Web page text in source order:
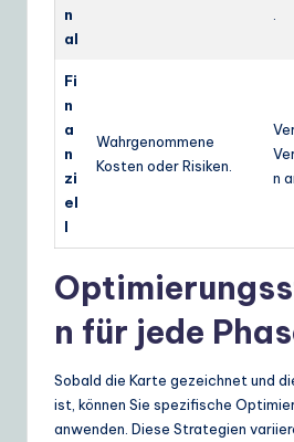
n
al
Fi
n
a
n
zi
el
l
Wahrgenommene
Kosten oder Risiken.
n
n für jede
Sobald die Karte gezeichnet und
ist, können Sie spezifische
anwenden. Diese Strategien